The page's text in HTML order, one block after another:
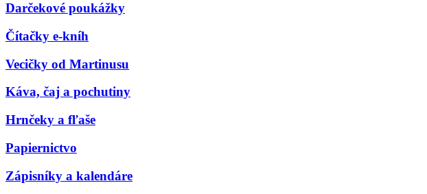
Darčekové poukážky
Čítačky e-kníh
Vecičky od Martinusu
Káva, čaj a pochutiny
Hrnčeky a fľaše
Papiernictvo
Zápisníky a kalendáre